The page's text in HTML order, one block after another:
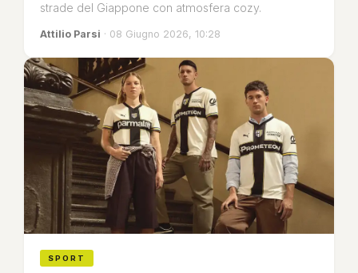
strade del Giappone con atmosfera cozy.
Attilio Parsi · 08 Giugno 2026, 10:28
SPORT